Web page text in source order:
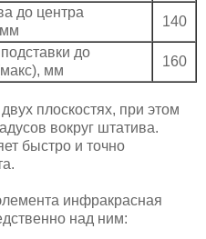
до центра
140
до
мм
160
плоскостях, при этом
вокруг штатива.
быстро и точно
инфракрасная
над ним: